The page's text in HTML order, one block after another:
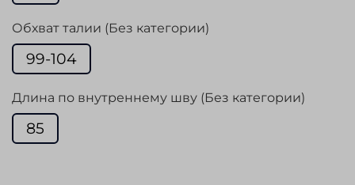
Обхват талии (Без категории)
99-104
Длина по внутреннему шву (Без категории)
85